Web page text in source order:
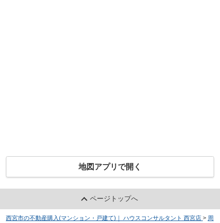
地図アプリで開く
ページトップへ
西宮市の不動産購入(マンション・戸建て)｜ ハウスコンサルタント 西宮店 > 周